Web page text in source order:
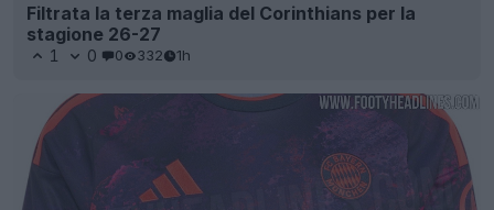
Filtrata la terza maglia del Corinthians per la
stagione 26-27
1 0 0 332 1h